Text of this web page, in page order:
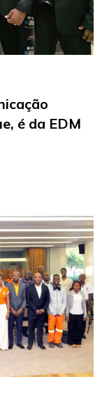
é da EDM